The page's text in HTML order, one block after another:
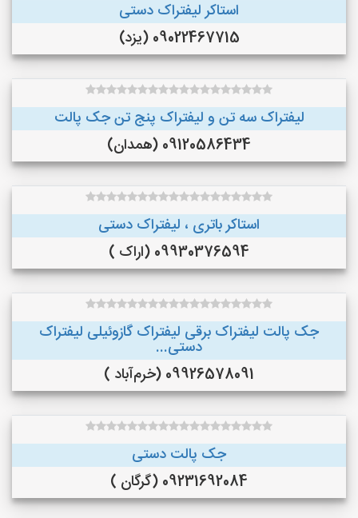
استاکر لیفتراک دستی
09022467715 (یزد)
لیفتراک سه تن و لیفتراک پنج تن جک پالت
09120586434 (همدان)
استاکر باتری ، لیفتراک دستی
09930376594 (اراک )
جک پالت لیفتراک برقی لیفتراک گازوئیلی لیفتراک
دستی...
09926578091 (خرم‌آباد )
جک پالت دستی
09231692084 (گرگان )